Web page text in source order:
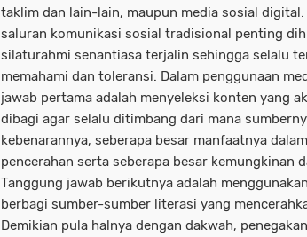
taklim dan lain-lain, maupun media sosial
saluran komunikasi sosial tradisional penting
silaturahmi senantiasa terjalin sehingga selalu
memahami dan toleransi. Dalam penggunaan
jawab pertama adalah menyeleksi konten yang
dibagi agar selalu ditimbang dari mana
kebenarannya, seberapa besar manfaatnya
pencerahan serta seberapa besar kemungkinan
Tanggung jawab berikutnya adalah
berbagi sumber-sumber literasi yang
Demikian pula halnya dengan dakwah,